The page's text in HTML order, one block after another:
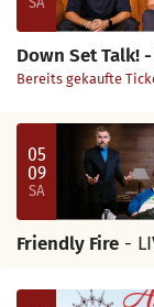
Bereits gekaufte
05
09
SA
Friendly Fire -